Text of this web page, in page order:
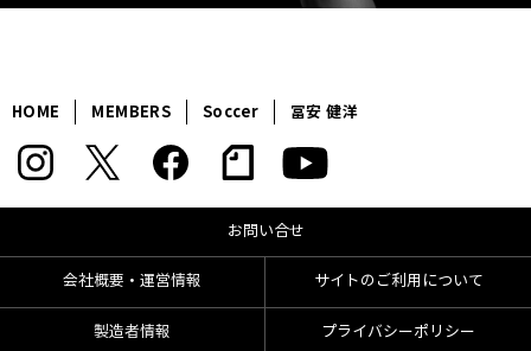
HOME MEMBERS Soccer 冨安 健洋
お問い合せ
会社概要・運営情報 サイトのご利用について
製造者情報 プライバシーポリシー